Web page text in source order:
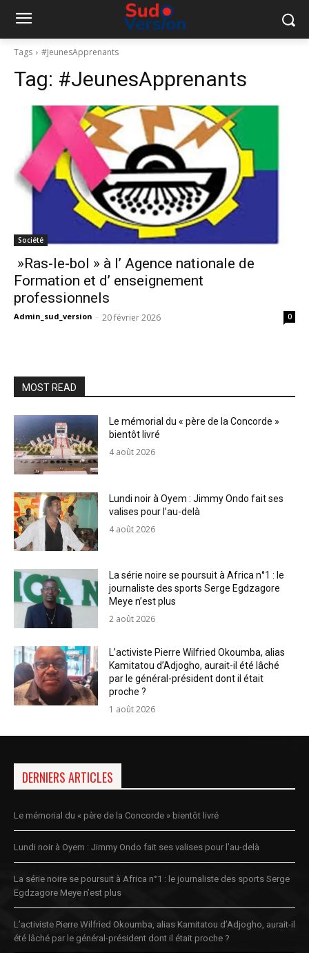
Tags #JeunesApprenants
Tag: #JeunesApprenants
Société
»Ras-le-bol » à l’ Agence nationale de
Formation et d’ enseignement
professionnels
Admin_sud_version - 20 février 2026 0
MOST READ
Le mémorial du « père de la Concorde »
bientôt livré
4 août 2026
Lundi noir à Oyem : Jimmy Ondo fait ses
valises pour l’au-delà
4 août 2026
La série noire se poursuit à Africa n°1 : le
journaliste des sports Serge Egdzagore
Meye n’est plus
2 août 2026
L’activiste Pierre Wilfried Okoumba, alias
Kamitatou d’Adjogho, aurait-il été lâché
par le général-président dont il était
proche ?
1 août 2026
DERNIERS ARTICLES
Le mémorial du « père de la Concorde » bientôt livré
Lundi noir à Oyem : Jimmy Ondo fait ses valises pour l’au-delà
La série noire se poursuit à Africa n°1 : le journaliste des sports Serge
Egdzagore Meye n’est plus
L’activiste Pierre Wilfried Okoumba, alias Kamitatou d’Adjogho, aurait-il
été lâché par le général-président dont il était proche ?